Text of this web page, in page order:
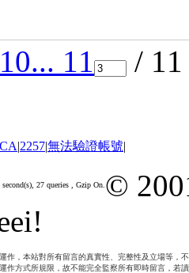
10... 11
/
|2257|無法驗證帳號|
27 queries , Gzip On. ©
作，本站對所有留言的真實性、完整性及立場等
作方式所規限，故不能完全監察所有即時留言，